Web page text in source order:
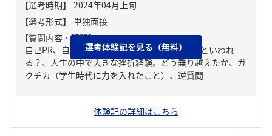
【質問内容・課題】
自己PR、自分の強み/弱み、周りからどんな人といわれ
る？、人生の中で大きな挫折経験。どう乗り越えたか、ガ
クチカ（学生時代に力を入れたこと）、逆質問
選考体験記を見る（無料）
体験記の詳細はこちら